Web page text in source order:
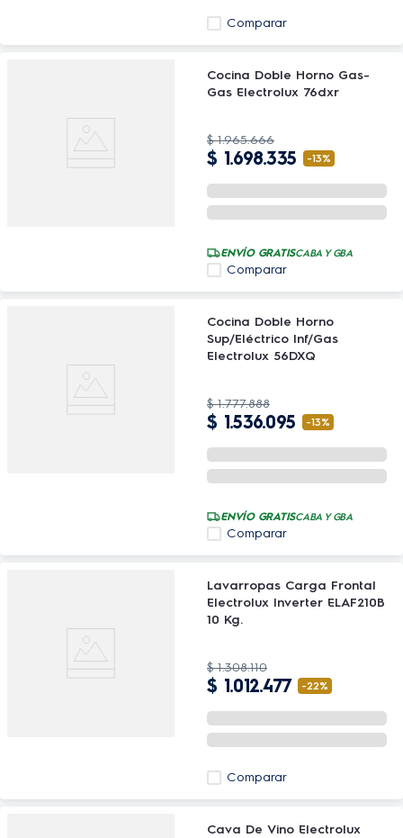
Comparar
Cocina Doble Horno Gas-
Gas Electrolux 76dxr
$ 1.965.666
$ 1.698.335 -13%
ENVÍO GRATISCABA Y GBA
Comparar
Cocina Doble Horno
Sup/Eléctrico Inf/Gas
Electrolux 56DXQ
$ 1.777.888
$ 1.536.095 -13%
ENVÍO GRATISCABA Y GBA
Comparar
Lavarropas Carga Frontal
Electrolux Inverter ELAF210B
10 Kg.
$ 1.308.110
$ 1.012.477 -22%
Comparar
Cava De Vino Electrolux